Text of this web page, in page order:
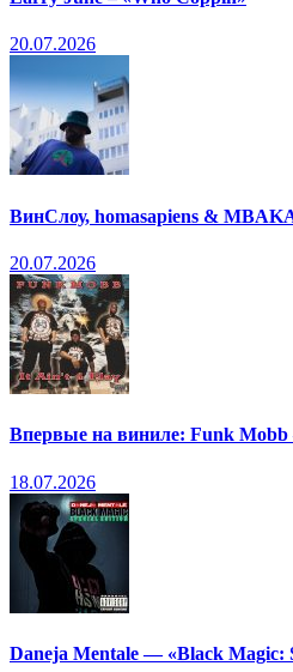
20.07.2026
ВинСлоу, homasapiens &
20.07.2026
Впервые на виниле: Funk
18.07.2026
Daneja Mentale — «Black Magic: